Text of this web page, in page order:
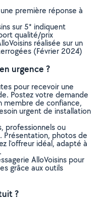
première réponse à
sur 5* indiquent
qualité/prix
réalisée sur un
(Février 2024)
urgence ?
pour recevoir une
Postez votre demande
membre de confiance,
urgent de installation
professionnels ou
Présentation, photos de
l'offreur idéal, adapté à
AlloVoisins pour
grâce aux outils
?